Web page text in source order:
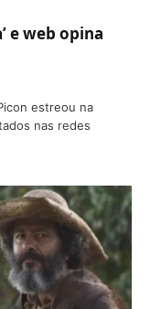
e web opina
estreou na
nas redes